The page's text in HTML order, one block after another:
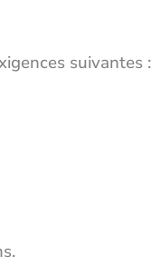
suivantes :